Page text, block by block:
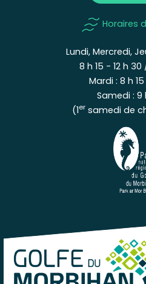
Horaires
Lundi, Mercredi,
8 h 15 - 12 h 30
Mardi : 8 h
Samedi : 9
(1ersamedi de